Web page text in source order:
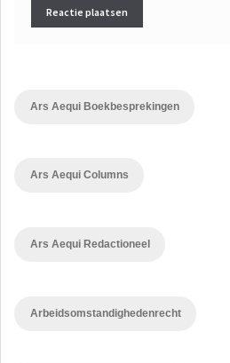
Ars Aequi Boekbesprekingen
Ars Aequi Columns
Ars Aequi Redactioneel
Arbeidsomstandighedenrecht